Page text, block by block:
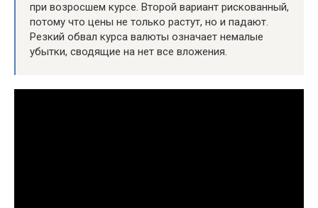
при возросшем курсе. Второй вариант рискованный,
потому что цены не только растут, но и падают.
Резкий обвал курса валюты означает немалые
убытки, сводящие на нет все вложения.